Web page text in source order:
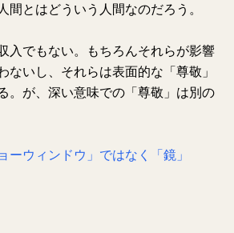
間とはどういう人間なのだろう。
入でもない。もちろんそれらが影響
ないし、それらは表面的な「尊敬」
。が、深い意味での「尊敬」は別の
ーウィンドウ」ではなく「鏡」